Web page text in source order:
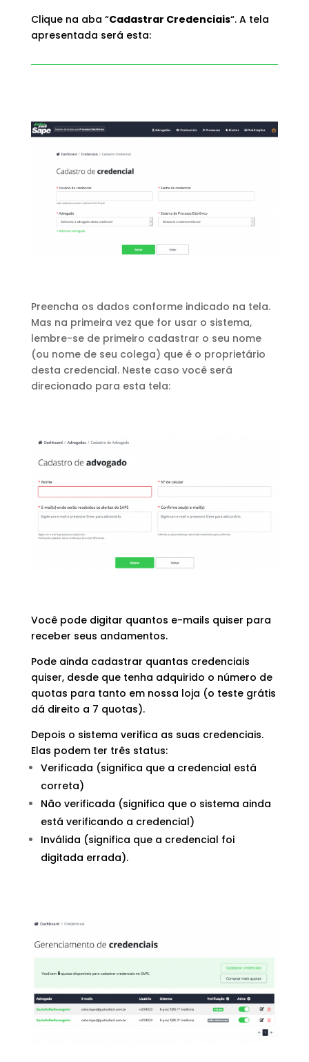
Clique na aba “Cadastrar Credenciais“. A tela
apresentada será esta:
Preencha os dados conforme indicado na tela.
Mas na primeira vez que for usar o sistema,
lembre-se de primeiro cadastrar o seu nome
(ou nome de seu colega) que é o proprietário
desta credencial. Neste caso você será
direcionado para esta tela:
Você pode digitar quantos e-mails quiser para
receber seus andamentos.
Pode ainda cadastrar quantas credenciais
quiser, desde que tenha adquirido o número de
quotas para tanto em nossa loja (o teste grátis
dá direito a 7 quotas).
Depois o sistema verifica as suas credenciais.
Elas podem ter três status:
Verificada (significa que a credencial está
correta)
Não verificada (significa que o sistema ainda
está verificando a credencial)
Inválida (significa que a credencial foi
digitada errada).